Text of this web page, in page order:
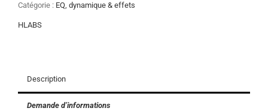
Catégorie : EQ, dynamique & effets
HLABS
Description
Demande d’informations